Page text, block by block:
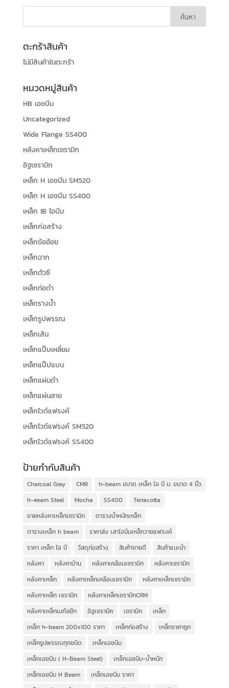
ตะกร้าสินค้า
ไม่มีสินค้าในตะกร้า
หมวดหมู่สินค้า
HB เอชบีม
Uncategorized
Wide Flange SS400
หลังคาเหล็กเซรามิก
อิฐเซรามิก
เหล็ก H เอชบีม SM520
เหล็ก H เอชบีม SS400
เหล็ก IB ไอบีม
เหล็กก่อสร้าง
เหล็กข้ออ้อย
เหล็กฉาก
เหล็กตัวซี
เหล็กท่อดำ
เหล็กรางน้ำ
เหล็กรูปพรรณ
เหล็กเส้น
เหล็กแป๊บเหลี่ยม
เหล็กแป๊ปแบน
เหล็กแผ่นดำ
เหล็กแผ่นลาย
เหล็กไวด์แฟรงค์
เหล็กไวด์แฟรงค์ SM520
เหล็กไวด์แฟรงค์ SS400
ป้ายกำกับสินค้า
Charcoal Gray CMR
h-beam ขนาด เหล็ก ไอ บี ม. ขนาด 4 นิ้ว
h-eeam Steel
Mocha SS400
Terracotta
ขายหลังคาเหล็กเซรามิก
ตารางน้ำหนักเหล็ก
ตารางเหล็ก h beam
ราคาส่ง เสาไอบีมเหล็กวายแฟรงค์
ราคา เหล็ก ไอ บี
วัสดุก่อสร้าง สินค้าขายดี
สินค้าแนะนำ
หลังคา
หลังคาบ้าน หลังคาเคลือบเซรามิก
หลังคาเซรามิก
หลังคาเหล็ก
หลังคาเหล็กเคลือบเซรามิก
หลังคาเหล็กเซรามิก
หลังคาเหล็ก เซรามิก
หลังคาเหล็กเซรามิกCRM
หลังคาเหล็กเมทัลชีท
อิฐเซรามิค เซรามิก
เหล็ก
เหล็ก h-beam 200x100 ราคา
เหล็กก่อสร้าง
เหล็กราคาถูก
เหล็กรูปพรรณทุกชนิด
เหล็กเอชบีม
เหล็กเอชบีม ( H-Beam Steel)
เหล็กเอชบีม-น้ำหนัก
เหล็กเอชบีม H Beam
เหล็กเอชบีม ราคา